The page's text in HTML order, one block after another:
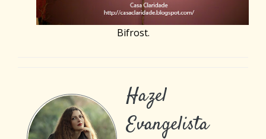
Bifrost.
Hazel
Evangelista